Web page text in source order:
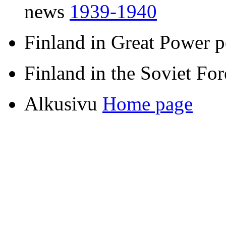
news 1939-1940
Finland in Great Power
Finland in the Soviet
Alkusivu Home page